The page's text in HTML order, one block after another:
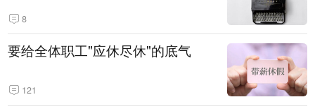
8
要给全体职工"应休尽休"的底气
121